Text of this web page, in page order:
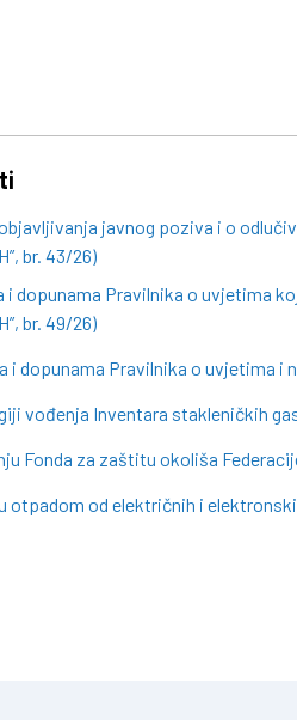
javnog poziva i o
br. 43/26)
i dopunama Pravilnika o uvjetima
br. 49/26)
i dopunama Pravilnika o uvjetima i
vođenja Inventara stakleničkih
Fonda za zaštitu okoliša
otpadom od električnih i